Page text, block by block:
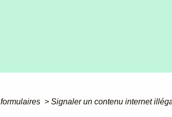
> Signaler un contenu internet